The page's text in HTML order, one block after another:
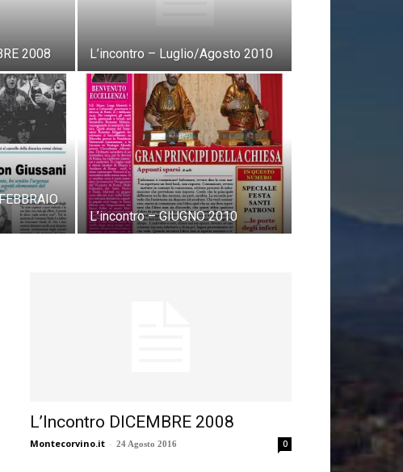
2008
L’incontro – Luglio/Agosto 2010
L’incontro – GIUGNO 2010
L’Incontro DICEMBRE 2008
Montecorvino.it - 24 Agosto 2016 0